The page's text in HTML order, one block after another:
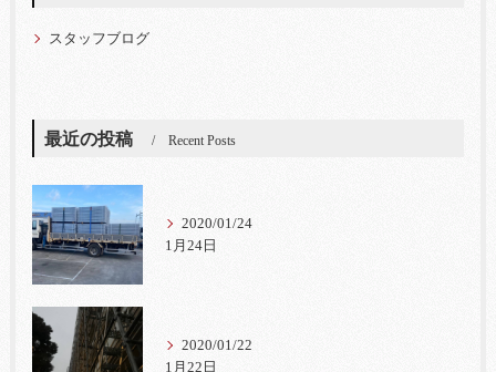
スタッフブログ
最近の投稿 Recent Posts
2020/01/24
1月24日
2020/01/22
1月22日